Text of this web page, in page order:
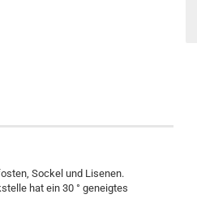
Sockel und Lisenen.
hat ein 30 ° geneigtes